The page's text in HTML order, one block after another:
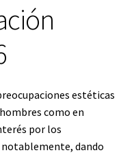
estéticas
como en
por los
dando